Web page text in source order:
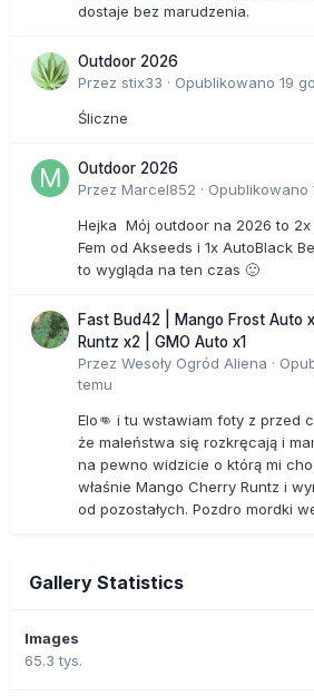
dostaje bez marudzenia.
Outdoor 2026
Przez stix33 · Opublikowano 19
Śliczne
Outdoor 2026
Przez Marcel852 · Opublikowano
Hejka Mój outdoor na 2026 to
Fem od Akseeds i 1x AutoBlack
to wygląda na ten czas 🙂
Fast Bud42 | Mango Frost Auto
Runtz x2 | GMO Auto x1
Przez Wesoły Ogród Aliena ·
temu
Elo👊 i tu wstawiam foty z przed
że maleństwa się rozkręcają i
na pewno widzicie o którą mi
właśnie Mango Cherry Runtz i
od pozostałych. Pozdro mordki
Gallery Statistics
Images
65.3 tys.